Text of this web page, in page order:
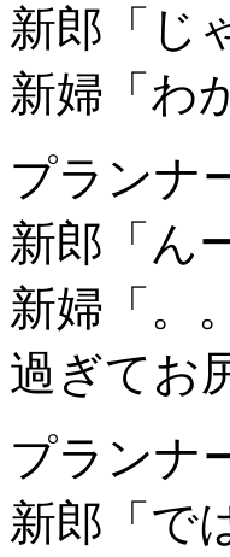
新郎「じ
新婦「わ
プランナ
新郎「ん
新婦「。
過ぎてお
プランナ
新郎「で